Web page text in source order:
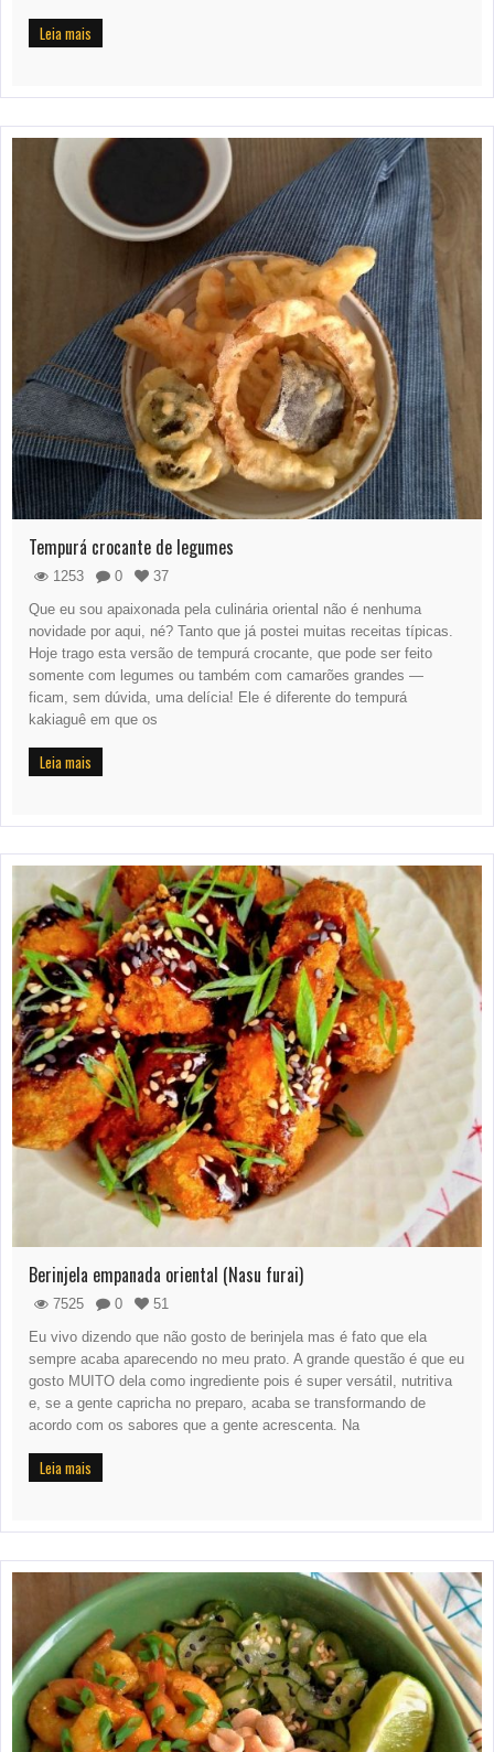
Leia mais
Tempurá crocante de legumes
1253 0
37
Que eu sou apaixonada pela culinária oriental não é nenhuma
novidade por aqui, né? Tanto que já postei muitas receitas típicas.
Hoje trago esta versão de tempurá crocante, que pode ser feito
somente com legumes ou também com camarões grandes —
ficam, sem dúvida, uma delícia! Ele é diferente do tempurá
kakiaguê em que os
Leia mais
Berinjela empanada oriental (Nasu furai)
7525 0
51
Eu vivo dizendo que não gosto de berinjela mas é fato que ela
sempre acaba aparecendo no meu prato. A grande questão é que eu
gosto MUITO dela como ingrediente pois é super versátil, nutritiva
e, se a gente capricha no preparo, acaba se transformando de
acordo com os sabores que a gente acrescenta. Na
Leia mais